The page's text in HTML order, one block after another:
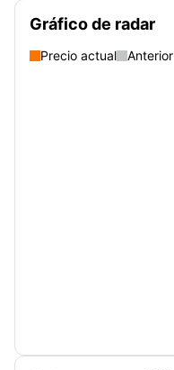
Gráfico de radar
Precio actual Anterior